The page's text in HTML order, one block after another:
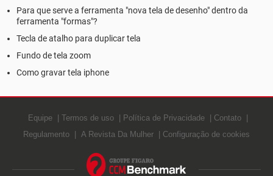
Para que serve a ferramenta "nova tela de desenho" dentro da
ferramenta "formas"?
Tecla de atalho para duplicar tela
Fundo de tela zoom
Como gravar tela iphone
Equipe Termos de uso Política de Privacidade
Contato
Regulamento
A Revista Da Mulher Configuração de cookies